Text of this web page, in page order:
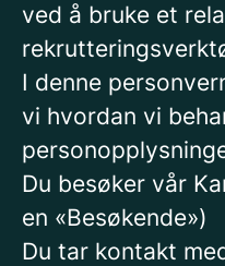
ved å bruke et
I denne
vi hvordan vi
Du besøker vår
en «Besøkende»)
Du tar kontakt